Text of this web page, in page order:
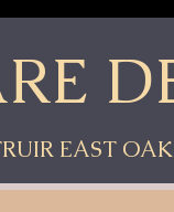
EAST